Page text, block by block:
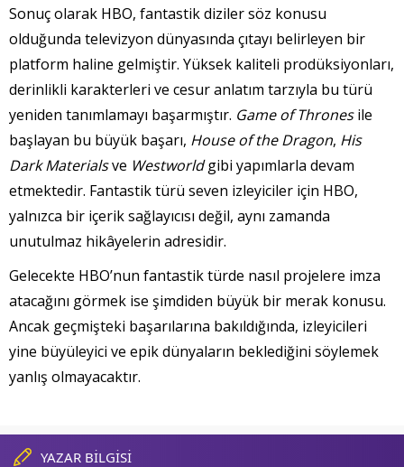
Sonuç olarak HBO, fantastik diziler söz konusu
olduğunda televizyon dünyasında çıtayı belirleyen bir
platform haline gelmiştir. Yüksek kaliteli prodüksiyonları,
derinlikli karakterleri ve cesur anlatım tarzıyla bu türü
yeniden tanımlamayı başarmıştır. Game of Thronesile
başlayan bu büyük başarı, House of the Dragon, His
Dark Materialsve Westworldgibi yapımlarla devam
etmektedir. Fantastik türü seven izleyiciler için HBO,
yalnızca bir içerik sağlayıcısı değil, aynı zamanda
unutulmaz hikâyelerin adresidir.
Gelecekte HBO’nun fantastik türde nasıl projelere imza
atacağını görmek ise şimdiden büyük bir merak konusu.
Ancak geçmişteki başarılarına bakıldığında, izleyicileri
yine büyüleyici ve epik dünyaların beklediğini söylemek
yanlış olmayacaktır.
YAZAR BİLGİSİ